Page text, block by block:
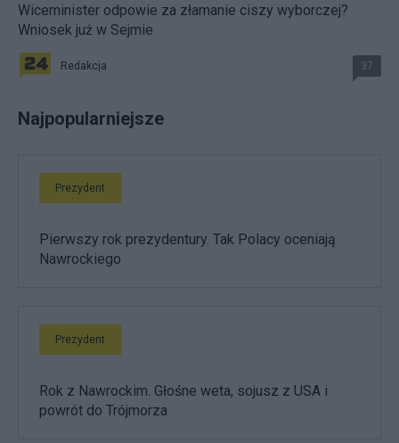
Wiceminister odpowie za złamanie ciszy wyborczej?
Wniosek już w Sejmie
Redakcja 37
Najpopularniejsze
Prezydent
Pierwszy rok prezydentury. Tak Polacy oceniają
Nawrockiego
Prezydent
Rok z Nawrockim. Głośne weta, sojusz z USA i
powrót do Trójmorza